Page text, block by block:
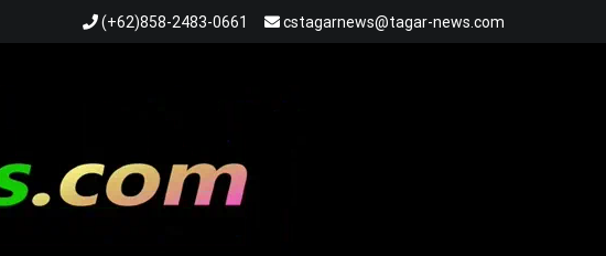
(+62)858-2483-0661 cstagarnews@tagar-news.com